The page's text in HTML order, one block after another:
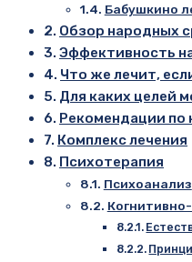
Бабушкино
Обзор народных
Эффективность
Что же лечит,
Для каких целей
Рекомендации по
Комплекс лечения
Психотерапия
Психоанализ